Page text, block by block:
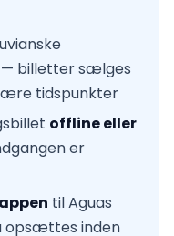
— billetter sælges
tidspunkter
offline eller
er
til Aguas
opsættes inden